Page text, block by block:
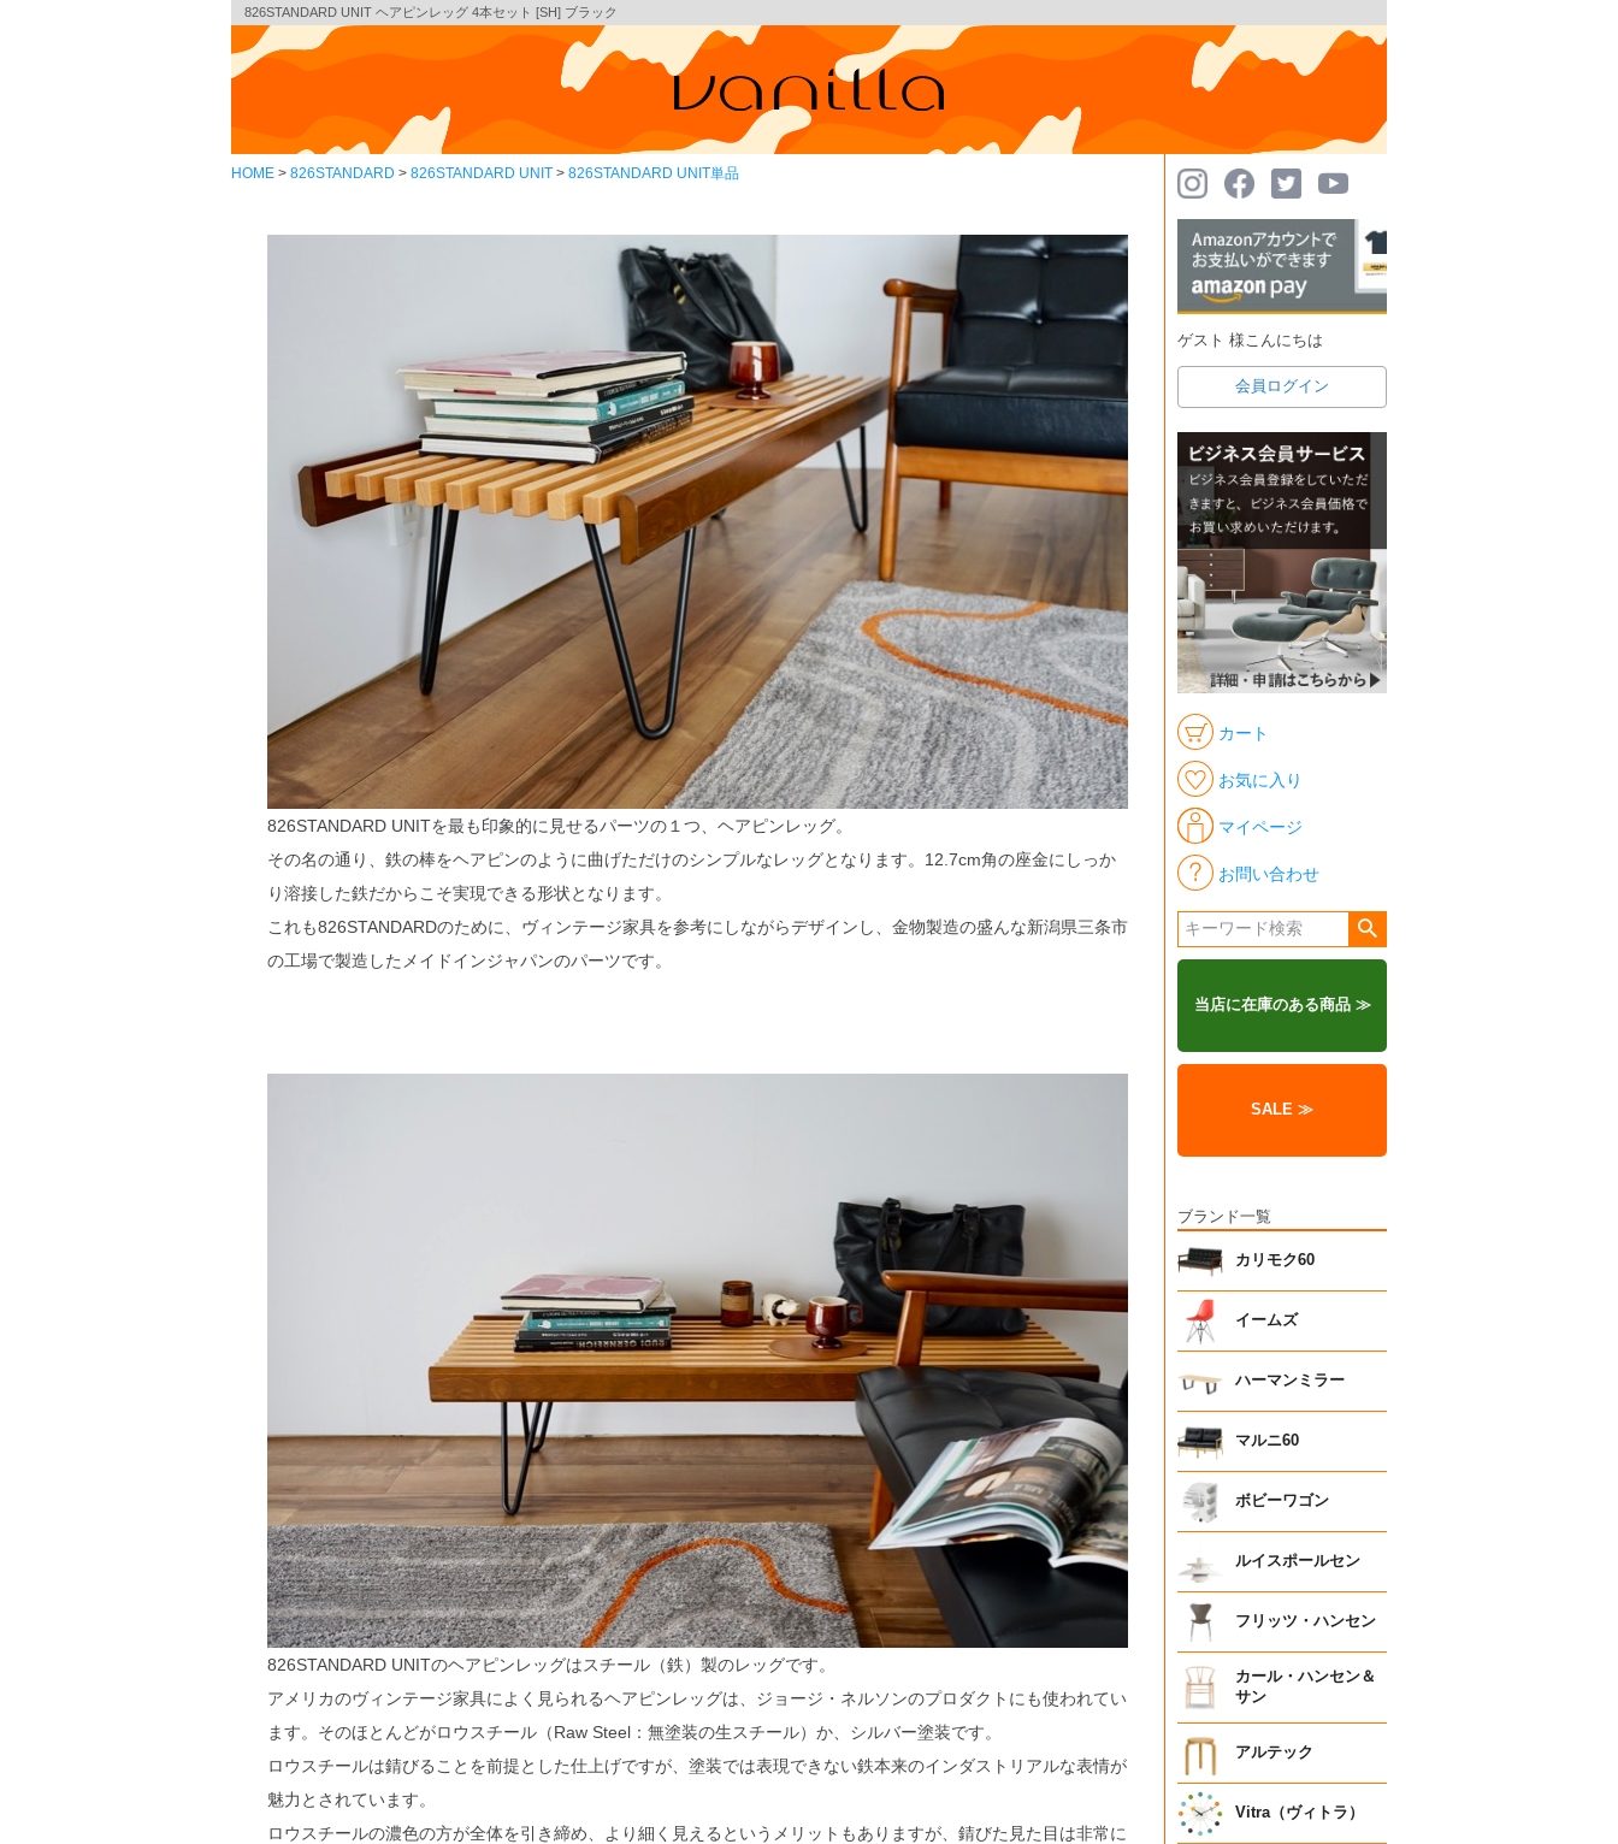
826STANDARD UNIT ヘアピンレッグ 4本セット [SH] ブラック
HOME 826STANDARD 826STANDARD UNIT 826STANDARD UNIT単品
826STANDARD UNITを最も印象的に見せるパーツの１つ、ヘアピンレッグ。
その名の通り、鉄の棒をヘアピンのように曲げただけのシンプルなレッグとなります。12.7cm角の座金にしっか
り溶接した鉄だからこそ実現できる形状となります。
これも826STANDARDのために、ヴィンテージ家具を参考にしながらデザインし、金物製造の盛んな新潟県三条市
の工場で製造したメイドインジャパンのパーツです。
826STANDARD UNITのヘアピンレッグはスチール（鉄）製のレッグです。
アメリカのヴィンテージ家具によく見られるヘアピンレッグは、ジョージ・ネルソンのプロダクトにも使われてい
ます。そのほとんどがロウスチール（Raw Steel：無塗装の生スチール）か、シルバー塗装です。
ロウスチールは錆びることを前提とした仕上げですが、塗装では表現できない鉄本来のインダストリアルな表情が
魅力とされています。
ロウスチールの濃色の方が全体を引き締め、より細く見えるというメリットもありますが、錆びた見た目は非常に
ゲスト 様こんにちは
会員ログイン
カート
お気に入り
マイページ
お問い合わせ
検索
当店に在庫のある商品 ≫
SALE ≫
ブランド一覧
カリモク60
イームズ
ハーマンミラー
マルニ60
ボビーワゴン
ルイスポールセン
フリッツ・ハンセン
カール・ハンセン＆
サン
アルテック
Vitra（ヴィトラ）